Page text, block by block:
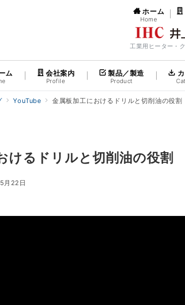
工業用ヒーター・
ム 会社案内
Profile
製品／製造
Product
ホーム
Home
YouTube 金属板加工におけるドリルと切削油の役割
けるドリルと切削油の役割
月22日